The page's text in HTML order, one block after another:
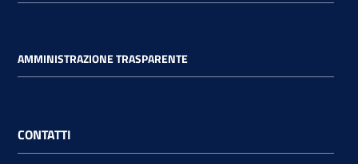
AMMINISTRAZIONE TRASPARENTE
CONTATTI